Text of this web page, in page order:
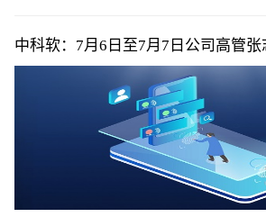
中科软：7月6日至7月7日公司高管
熙杰减持公司股份合计58.4万股